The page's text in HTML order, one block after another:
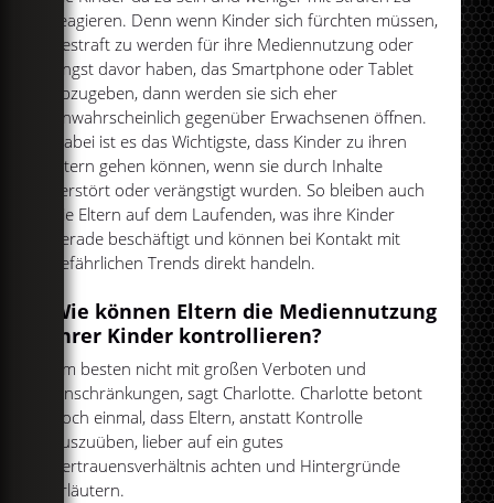
reagieren. Denn wenn Kinder sich fürchten müssen,
bestraft zu werden für ihre Mediennutzung oder
Angst davor haben, das Smartphone oder Tablet
abzugeben, dann werden sie sich eher
unwahrscheinlich gegenüber Erwachsenen öffnen.
Dabei ist es das Wichtigste, dass Kinder zu ihren
Eltern gehen können, wenn sie durch Inhalte
verstört oder verängstigt wurden. So bleiben auch
die Eltern auf dem Laufenden, was ihre Kinder
gerade beschäftigt und können bei Kontakt mit
gefährlichen Trends direkt handeln.
Wie können Eltern die Mediennutzung
ihrer Kinder kontrollieren?
Am besten nicht mit großen Verboten und
Einschränkungen, sagt Charlotte. Charlotte betont
noch einmal, dass Eltern, anstatt Kontrolle
auszuüben, lieber auf ein gutes
Vertrauensverhältnis achten und Hintergründe
erläutern.